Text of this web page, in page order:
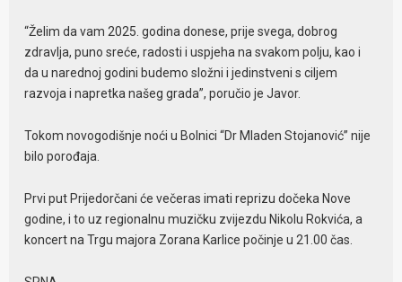
“Želim da vam 2025. godina donese, prije svega, dobrog
zdravlja, puno sreće, radosti i uspjeha na svakom polju, kao i
da u narednoj godini budemo složni i jedinstveni s ciljem
razvoja i napretka našeg grada”, poručio je Javor.
Tokom novogodišnje noći u Bolnici “Dr Mladen Stojanović” nije
bilo porođaja.
Prvi put Prijedorčani će večeras imati reprizu dočeka Nove
godine, i to uz regionalnu muzičku zvijezdu Nikolu Rokvića, a
koncert na Trgu majora Zorana Karlice počinje u 21.00 čas.